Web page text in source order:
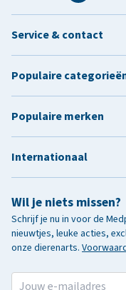
Wil je niets missen?
Schrijf je nu in voor de
nieuwtjes, leuke acties,
onze dierenarts.
Service & contact
Populaire
Populaire merken
Internationaal